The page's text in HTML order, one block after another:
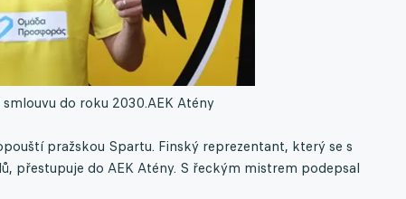
do roku 2030.AEK Atény
pražskou Spartu. Finský reprezentant, který se s
přestupuje do AEK Atény. S řeckým mistrem podepsal